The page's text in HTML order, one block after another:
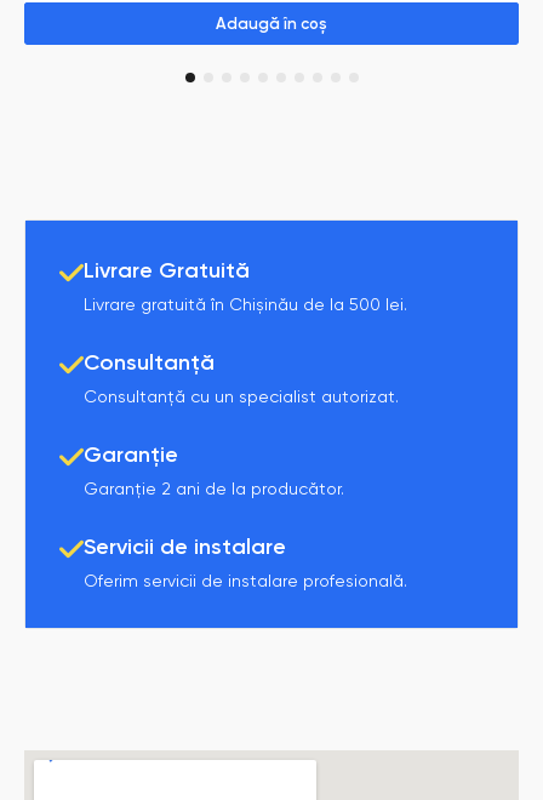
Adaugă în coș
4
Livrare Gratuită
Livrare gratuită în Chișinău de la 500 lei.
Consultanță
Consultanță cu un specialist autorizat.
Garanție
Garanție 2 ani de la producător.
Servicii de instalare
Oferim servicii de instalare profesională.